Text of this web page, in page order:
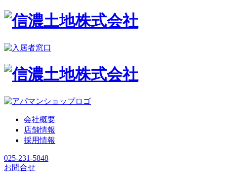
会社概要
店舗情報
採用情報
025-231-5848
お問合せ